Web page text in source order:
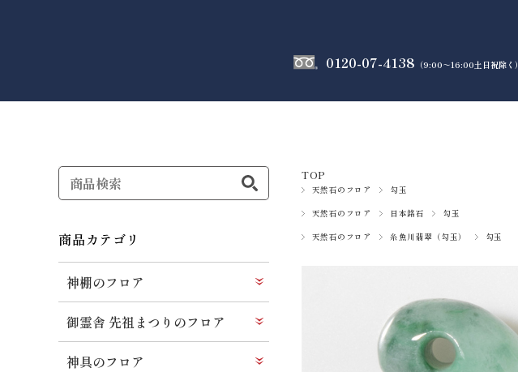
0120-07-4138 （9:00～16:00土日祝除く）
TOP
天然石のフロア 勾玉
天然石のフロア 日本銘石 勾玉
天然石のフロア 糸魚川翡翠（勾玉） 勾玉
商品カテゴリ
神棚のフロア
御霊舎 先祖まつりのフロア
神具のフロア